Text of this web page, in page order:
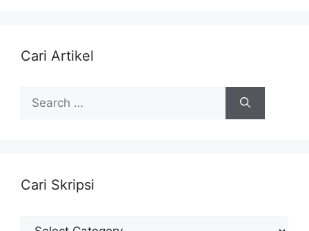
Cari Artikel
for:
Cari Skripsi
Cari